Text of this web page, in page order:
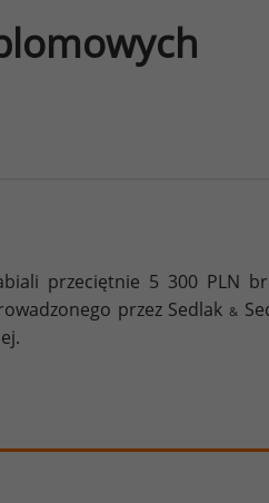
przeciętnie 5 300 PLN
przez Sedlak&